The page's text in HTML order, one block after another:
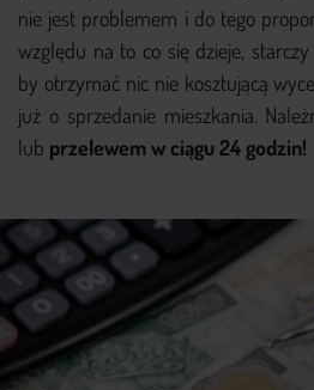
nie jest problemem i do tego
względu na to co się dzieje,
by otrzymać nic nie kosztującą
już o sprzedanie mieszkania.
lub przelewem w ciągu 24 godzin!